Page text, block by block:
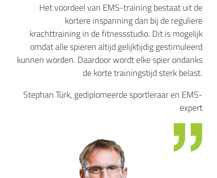
Het voordeel van EMS-training bestaat uit de
kortere inspanning dan bij de reguliere
krachttraining in de fitnessstudio. Dit is mogelijk
omdat alle spieren altijd gelijktijdig gestimuleerd
kunnen worden. Daardoor wordt elke spier ondanks
de korte trainingstijd sterk belast.
Stephan Türk, gediplomeerde sportleraar en EMS-
expert